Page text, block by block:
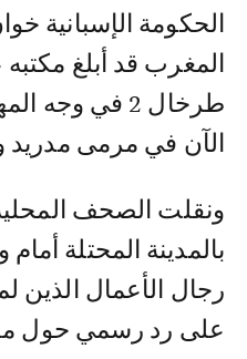
الحكومة الإسبانية
المغرب قد أبلغ
طرخال 2 في
الآن في مرمى مدريد
ونقلت الصحف
بالمدينة المحتلة
رجال الأعمال الذين
على رد رسمي حول